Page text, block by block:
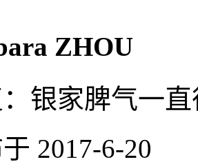
ZHOU
银家脾气一
2017-6-20